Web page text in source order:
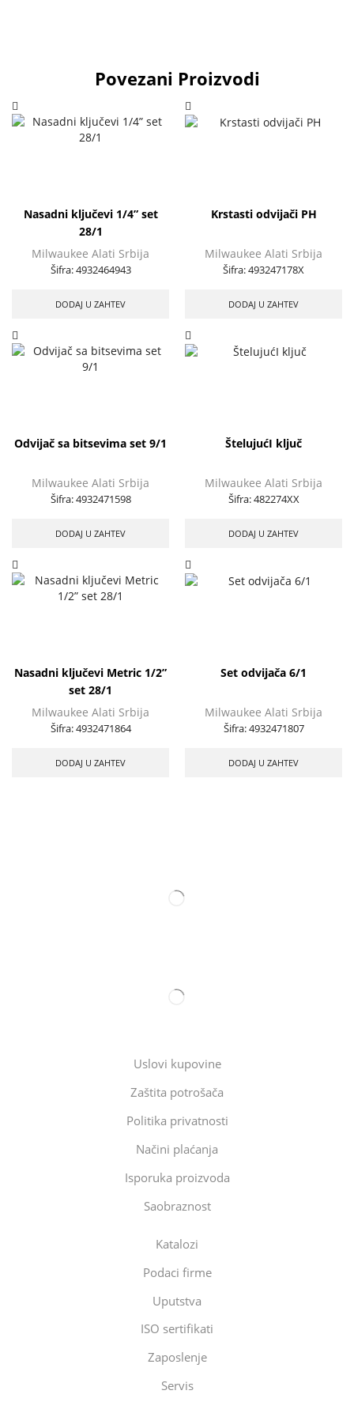
Povezani Proizvodi
Nasadni ključevi 1/4” set
28/1
Milwaukee Alati Srbija
Šifra:4932464943
DODAJ U ZAHTEV
Krstasti odvijači PH
Milwaukee Alati Srbija
Šifra:493247178X
DODAJ U ZAHTEV
Odvijač sa bitsevima set 9/1
Milwaukee Alati Srbija
Šifra:4932471598
DODAJ U ZAHTEV
ŠtelujućI ključ
Milwaukee Alati Srbija
Šifra:482274XX
DODAJ U ZAHTEV
Nasadni ključevi Metric 1/2”
set 28/1
Milwaukee Alati Srbija
Šifra:4932471864
DODAJ U ZAHTEV
Set odvijača 6/1
Milwaukee Alati Srbija
Šifra:4932471807
DODAJ U ZAHTEV
Uslovi kupovine
Zaštita potrošača
Politika privatnosti
Načini plaćanja
Isporuka proizvoda
Saobraznost
Katalozi
Podaci firme
Uputstva
ISO sertifikati
Zaposlenje
Servis